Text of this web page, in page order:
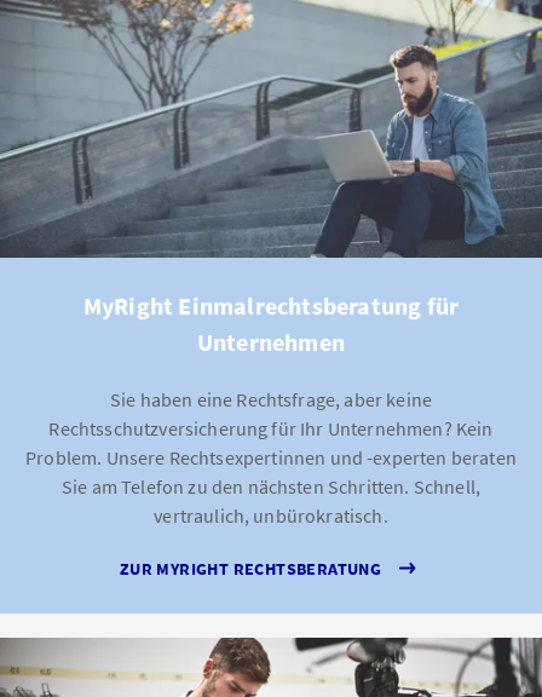
MyRight Einmalrechtsberatung für
Unternehmen
Sie haben eine Rechtsfrage, aber keine
Rechtsschutzversicherung für Ihr Unternehmen? Kein
Problem. Unsere Rechtsexpertinnen und -experten beraten
Sie am Telefon zu den nächsten Schritten. Schnell,
vertraulich, unbürokratisch.
ZUR MYRIGHT RECHTSBERATUNG